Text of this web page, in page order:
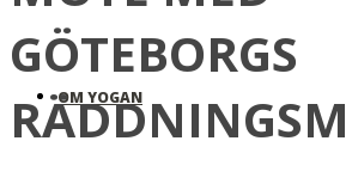
OM YOGAN
GÖTEBORGS